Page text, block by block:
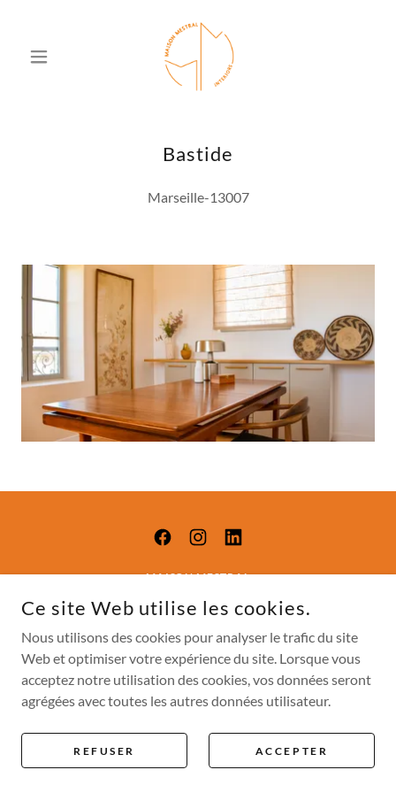
Bastide
Marseille-13007
MAISON MESTRAL
22 RUE EDMOND ROSTAND 13006 MARSEILLE
+33 (0)6 67 38 31 91-MAISONMESTRAL@GMAIL.COM
COPYRIGHT © 2025 MAISON MESTRAL - TOUS DROITS
RÉSERVÉS
Ce site Web utilise les cookies.
Nous utilisons des cookies pour analyser le trafic du site
Web et optimiser votre expérience du site. Lorsque vous
acceptez notre utilisation des cookies, vos données seront
agrégées avec toutes les autres données utilisateur.
REFUSER ACCEPTER